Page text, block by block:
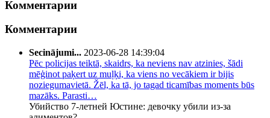
Комментарии
Комментарии
Secinājumi... 2023-06-28 14:39:04
Pēc policijas teiktā, skaidrs, ka neviens nav atzinies, šādi
mēģinot paķert uz muļķi, ka viens no vecākiem ir bijis
noziegumavietā. Žēl, ka tā, jo tagad ticamības moments būs
mazāks. Parasti…
Убийство 7-летней Юстине: девочку убили из-за